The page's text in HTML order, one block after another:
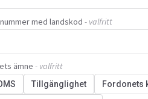
med landskod - valfritt
ämne - valfritt
Tillgänglighet Fordonets